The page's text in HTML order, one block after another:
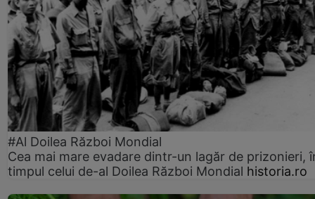
#Al Doilea Război Mondial
Cea mai mare evadare dintr-un lagăr de prizonieri,
timpul celui de-al Doilea Război Mondial historia.ro